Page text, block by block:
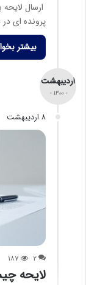
ارسال
پرونده ای
بیشتر
اردیبهشت
- ۱۴۰۰ -
۸ اردیبهشت
۲ ۱۸۷
لایحه